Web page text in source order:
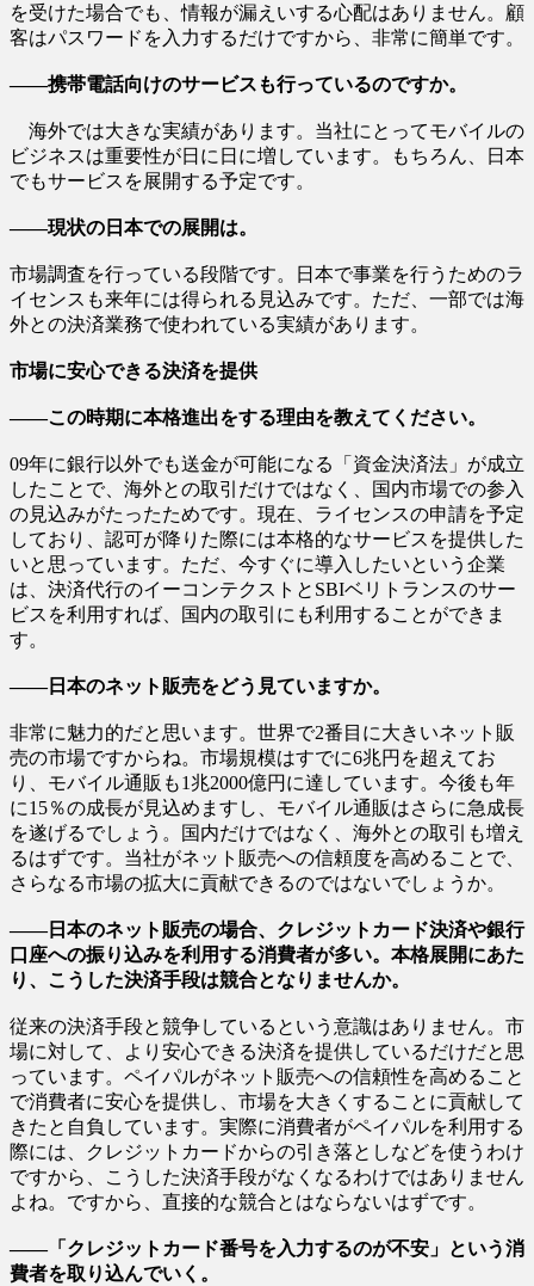
を受けた場合でも、情報が漏えいする心配はありません。顧
客はパスワードを入力するだけですから、非常に簡単です。
――携帯電話向けのサービスも行っているのですか。
海外では大きな実績があります。当社にとってモバイルの
ビジネスは重要性が日に日に増しています。もちろん、日本
でもサービスを展開する予定です。
――現状の日本での展開は。
市場調査を行っている段階です。日本で事業を行うためのラ
イセンスも来年には得られる見込みです。ただ、一部では海
外との決済業務で使われている実績があります。
市場に安心できる決済を提供
――この時期に本格進出をする理由を教えてください。
09年に銀行以外でも送金が可能になる「資金決済法」が成立
したことで、海外との取引だけではなく、国内市場での参入
の見込みがたったためです。現在、ライセンスの申請を予定
しており、認可が降りた際には本格的なサービスを提供した
いと思っています。ただ、今すぐに導入したいという企業
は、決済代行のイーコンテクストとSBIベリトランスのサー
ビスを利用すれば、国内の取引にも利用することができま
す。
――日本のネット販売をどう見ていますか。
非常に魅力的だと思います。世界で2番目に大きいネット販
売の市場ですからね。市場規模はすでに6兆円を超えてお
り、モバイル通販も1兆2000億円に達しています。今後も年
に15％の成長が見込めますし、モバイル通販はさらに急成長
を遂げるでしょう。国内だけではなく、海外との取引も増え
るはずです。当社がネット販売への信頼度を高めることで、
さらなる市場の拡大に貢献できるのではないでしょうか。
――日本のネット販売の場合、クレジットカード決済や銀行
口座への振り込みを利用する消費者が多い。本格展開にあた
り、こうした決済手段は競合となりませんか。
従来の決済手段と競争しているという意識はありません。市
場に対して、より安心できる決済を提供しているだけだと思
っています。ペイパルがネット販売への信頼性を高めること
で消費者に安心を提供し、市場を大きくすることに貢献して
きたと自負しています。実際に消費者がペイパルを利用する
際には、クレジットカードからの引き落としなどを使うわけ
ですから、こうした決済手段がなくなるわけではありません
よね。ですから、直接的な競合とはならないはずです。
――「クレジットカード番号を入力するのが不安」という消
費者を取り込んでいく。